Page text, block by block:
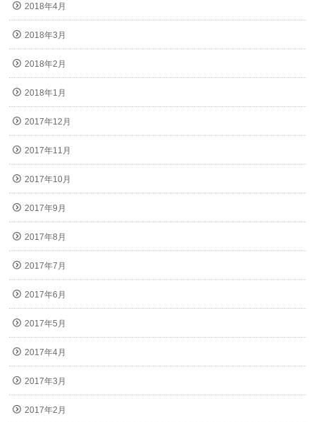
2018年4月
2018年3月
2018年2月
2018年1月
2017年12月
2017年11月
2017年10月
2017年9月
2017年8月
2017年7月
2017年6月
2017年5月
2017年4月
2017年3月
2017年2月